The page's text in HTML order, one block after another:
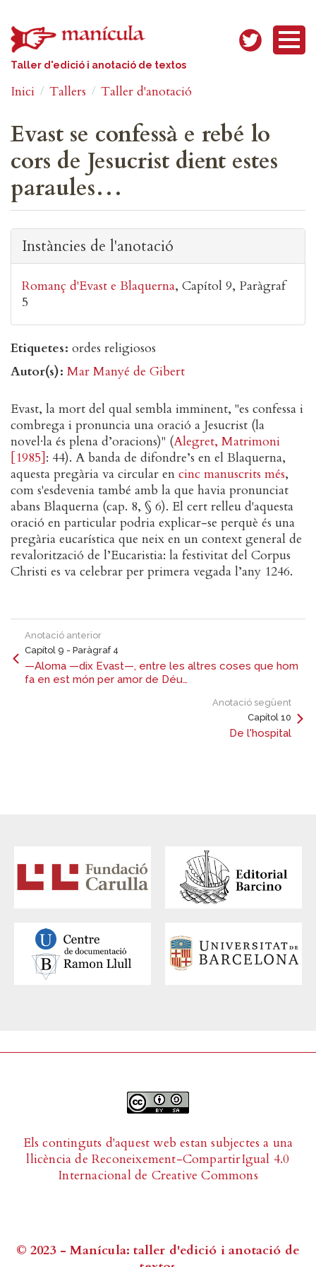
Taller d'edició i anotació de textos
Inici Tallers Taller d'anotació
Evast se confessà e rebé lo
cors de Jesucrist dient estes
paraules…
Instàncies de l'anotació
Romanç d'Evast e Blaquerna Capítol 9 Paràgraf
5
Etiquetes ordes religiosos
Autor(s) Mar Manyé de Gibert
Evast, la mort del qual sembla imminent, "es confessa i
combrega i pronuncia una oració a Jesucrist (la
novel·la és plena d’oracions)" (Alegret, Matrimoni
[1985]: 44). A banda de difondre’s en el Blaquerna,
aquesta pregària va circular en cinc manuscrits més,
com s'esdevenia també amb la que havia pronunciat
abans Blaquerna (cap. 8, § 6). El cert relleu d'aquesta
oració en particular podria explicar-se perquè és una
pregària eucarística que neix en un context general de
revalorització de l’Eucaristia: la festivitat del Corpus
Christi es va celebrar per primera vegada l’any 1246.
Anotació anterior
Capítol 9 - Paràgraf 4
—Aloma —dix Evast—, entre les altres coses que hom
fa en est món per amor de Déu…
Anotació següent
Capítol 10
De l'hospital
Els continguts d'aquest web estan subjectes a una
llicència deReconeixement-CompartirIgual 4.0
Internacional de Creative Commons
© 2023 - Manícula: taller d'edició i anotació de